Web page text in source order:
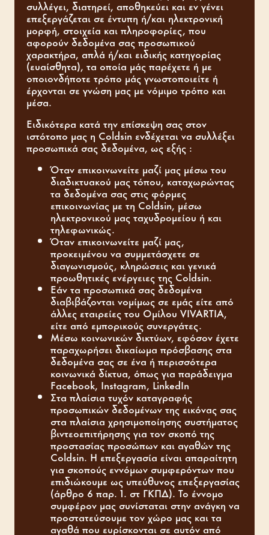
συλλέγει, διατηρεί, αποθηκεύει και εν γένει
επεξεργάζεται σε έντυπη ή/και ηλεκτρονική
μορφή, στοιχεία και πληροφορίες, που
αφορούν δεδομένα σας προσωπικού
χαρακτήρα, απλά ή/και ειδικής κατηγορίας
(ευαίσθητα), τα οποία μάς παρέχετε ή με
οποιονδήποτε τρόπο μάς γνωστοποιείτε ή
έρχονται σε γνώση μας με νόμιμο τρόπο και
μέσα.
Ειδικότερα κατά την επίσκεψη σας στον
ιστότοπο μας η Coldsin ενδέχεται να συλλέξει
προσωπικά σας δεδομένα, ως εξής :
Όταν επικοινωνείτε μαζί μας μέσω του
διαδικτυακού μας τόπου, καταχωρώντας
τα δεδομένα σας στις φόρμες
επικοινωνίας με τη Coldsin, μέσω
ηλεκτρονικού μας ταχυδρομείου ή και
τηλεφωνικώς.
Όταν επικοινωνείτε μαζί μας,
προκειμένου να συμμετάσχετε σε
διαγωνισμούς, κληρώσεις και γενικά
προωθητικές ενέργειες της Coldsin.
Εάν τα προσωπικά σας δεδομένα
διαβιβάζονται νομίμως σε εμάς είτε από
άλλες εταιρείες του Ομίλου VIVARTIA,
είτε από εμπορικούς συνεργάτες.
Μέσω κοινωνικών δικτύων, εφόσον έχετε
παραχωρήσει δικαίωμα πρόσβασης στα
δεδομένα σας σε ένα ή περισσότερα
κοινωνικά δίκτυα, όπως για παράδειγμα
Facebook, Instagram, LinkedIn
Στα πλαίσια τυχόν καταγραφής
προσωπικών δεδομένων της εικόνας σας
στα πλαίσια χρησιμοποίησης συστήματος
βιντεοεπιτήρησης για τον σκοπό της
προστασίας προσώπων και αγαθών της
Coldsin. Η επεξεργασία είναι απαραίτητη
για σκοπούς εννόμων συμφερόντων που
επιδιώκουμε ως υπεύθυνος επεξεργασίας
(άρθρο 6 παρ. 1. στ ΓΚΠΔ). Το έννομο
συμφέρον μας συνίσταται στην ανάγκη να
προστατεύσουμε τον χώρο μας και τα
αγαθά που ευρίσκονται σε αυτόν από